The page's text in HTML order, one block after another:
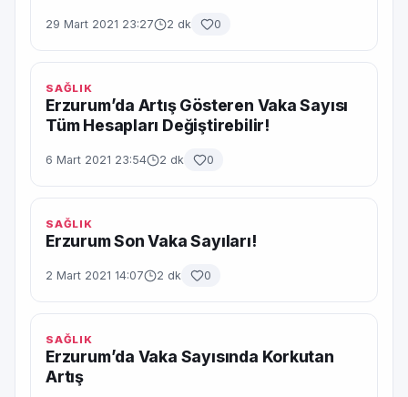
29 Mart 2021 23:27 2 dk 0
SAĞLIK
Erzurum’da Artış Gösteren Vaka Sayısı
Tüm Hesapları Değiştirebilir!
6 Mart 2021 23:54 2 dk 0
SAĞLIK
Erzurum Son Vaka Sayıları!
2 Mart 2021 14:07 2 dk 0
SAĞLIK
Erzurum’da Vaka Sayısında Korkutan
Artış